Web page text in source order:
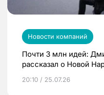
Новости компаний
Почти 3 млн идей:
рассказал о Новой
20:10 / 25.07.26